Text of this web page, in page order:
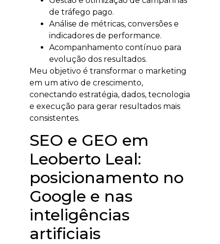
de tráfego pago.
Análise de métricas, conversões e
indicadores de performance.
Acompanhamento contínuo para
evolução dos resultados.
Meu objetivo é transformar o marketing
em um ativo de crescimento,
conectando estratégia, dados, tecnologia
e execução para gerar resultados mais
consistentes.
SEO e GEO em
Leoberto Leal:
posicionamento no
Google e nas
inteligências
artificiais